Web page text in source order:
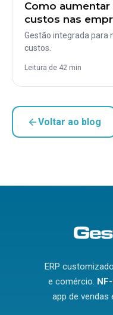
Como
custos nas
Gestão integrada para
custos.
Leitura de 42 min
Voltar ao blog
ERP
e comércio.
app de vendas